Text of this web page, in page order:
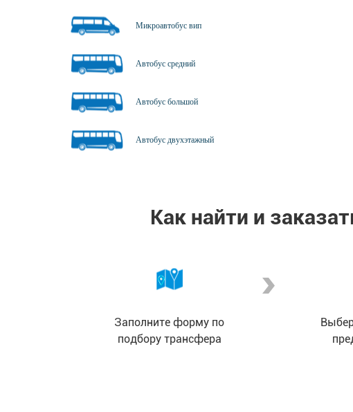
Микроавтобус вип
Автобус средний
Автобус большой
Автобус двухэтажный
Как найти и
Заполните форму по
подбору трансфера